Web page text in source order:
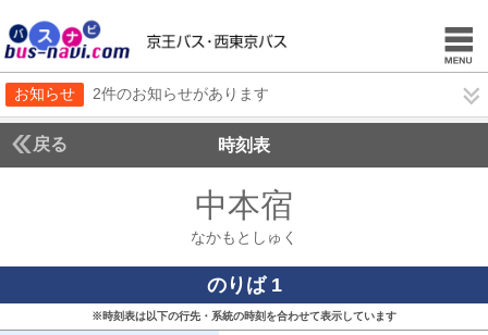
お知らせ 2件のお知らせがあります
戻る 時刻表
中本宿
なかもとしゅく
のりば 1
※時刻表は以下の行先・系統の時刻を合わせて表示しています